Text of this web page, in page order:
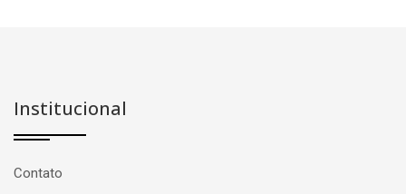
Institucional
Contato